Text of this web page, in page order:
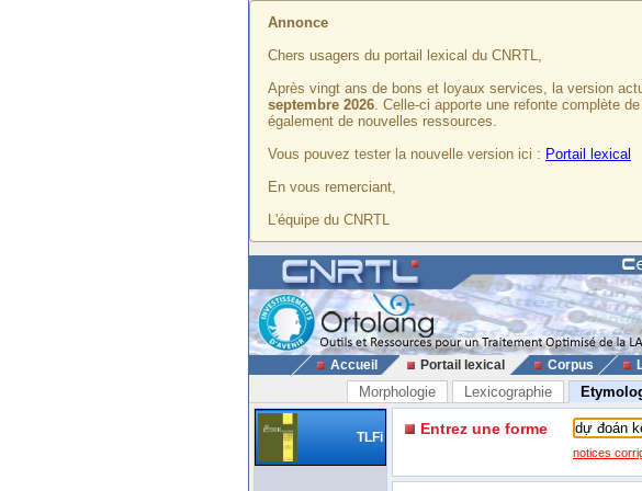
Annonce
Chers usagers du portail lexical du CNRTL,
Après vingt ans de bons et loyaux services, la version
septembre 2026. Celle-ci apporte une refonte complète
également de nouvelles ressources.
Vous pouvez tester la nouvelle version ici : Portail lexical
En vous remerciant,
L'équipe du CNRTL
Accueil Portail lexical Corpus
Morphologie Lexicographie
TLFi Entrez une forme
notices